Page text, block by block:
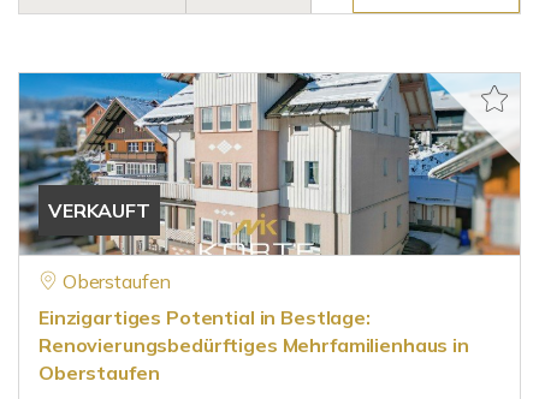
VERKAUFT
Oberstaufen
Einzigartiges Potential in Bestlage:
Renovierungsbedürftiges Mehrfamilienhaus in
Oberstaufen